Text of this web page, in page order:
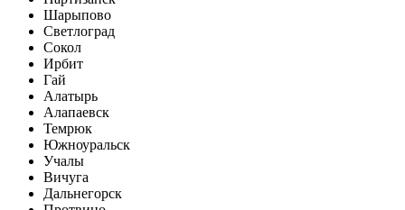
Шарыпово
Светлоград
Сокол
Ирбит
Гай
Алатырь
Алапаевск
Темрюк
Южноуральск
Учалы
Вичуга
Дальнегорск